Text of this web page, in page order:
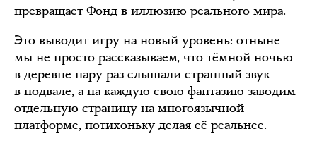
превращает Фонд в иллюзию реального мира.
Это выводит игру на новый уровень: отныне
мы не просто рассказываем, что тёмной ночью
в деревне пару раз слышали странный звук
в подвале, а на каждую свою фантазию заводим
отдельную страницу на многоязычной
платформе, потихоньку делая её реальнее.